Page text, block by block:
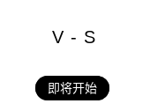
V - S
即将开始